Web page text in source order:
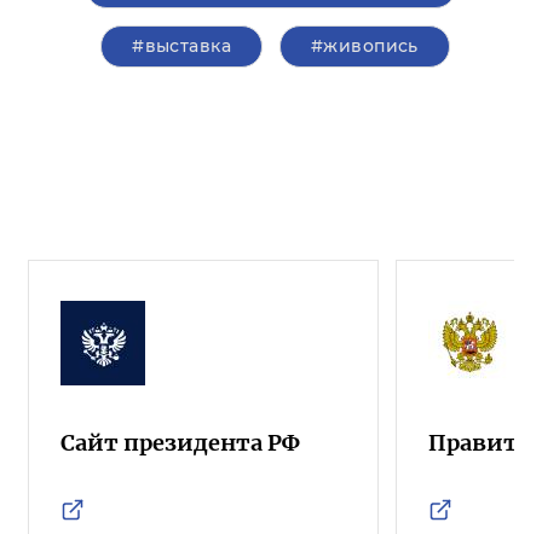
#выставка #живопись
Сайт президента РФ